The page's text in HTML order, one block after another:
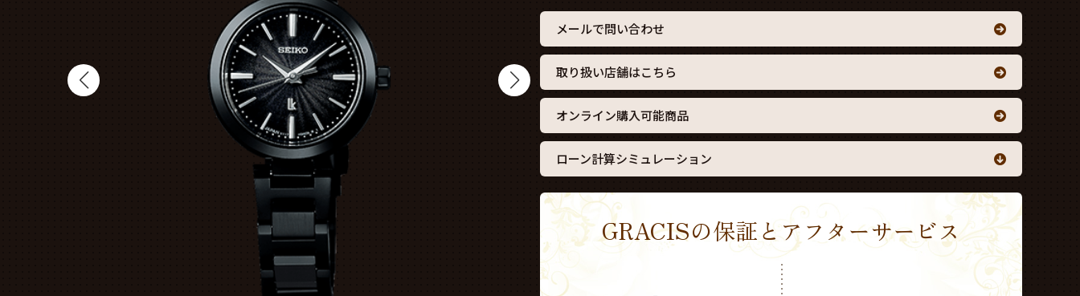
メールで問い合わせ
取り扱い店舗はこちら
オンライン購入可能商品
ローン計算シミュレーション
GRACISの保証とアフターサービス